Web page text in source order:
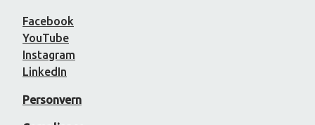
Facebook
YouTube
Instagram
LinkedIn
Personvern